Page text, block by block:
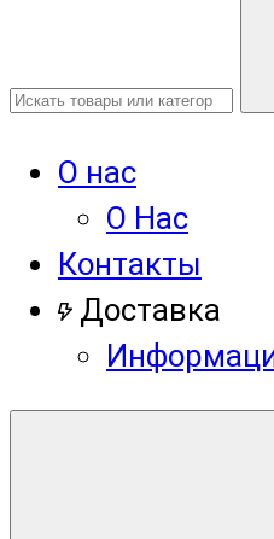
О нас
О Нас
Контакты
Доставка